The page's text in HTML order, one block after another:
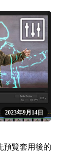
2023年9月14日
預覽套用後的